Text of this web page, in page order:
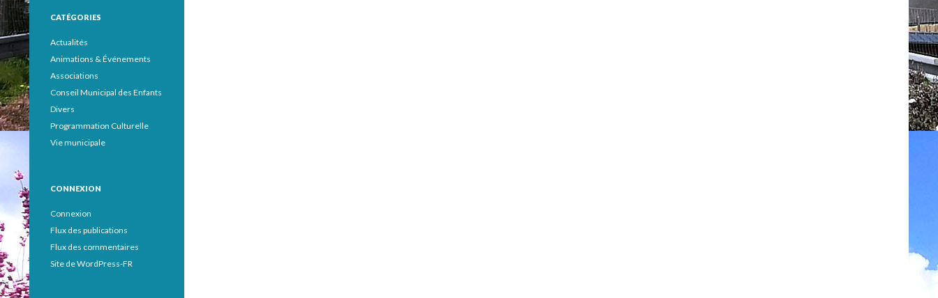
CATÉGORIES
Actualités
Animations & Événements
Associations
Conseil Municipal des Enfants
Divers
Programmation Culturelle
Vie municipale
CONNEXION
Connexion
Flux des publications
Flux des commentaires
Site de WordPress-FR